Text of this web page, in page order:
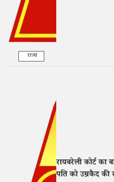
राज्य
रायबरेली कोर्ट का
पति को उम्रकैद की